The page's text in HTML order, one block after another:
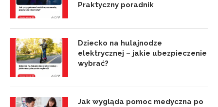
Praktyczny poradnik
Dziecko na hulajnodze
elektrycznej – jakie ubezpieczenie
wybrać?
Jak wygląda pomoc medyczna po